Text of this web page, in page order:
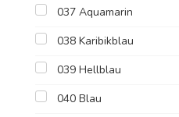
037 Aquamarin
038 Karibikblau
039 Hellblau
040 Blau